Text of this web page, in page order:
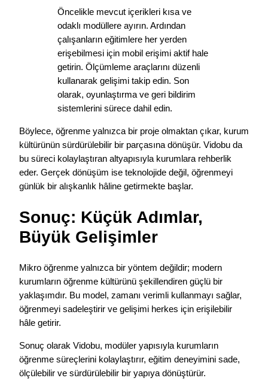
Öncelikle mevcut içerikleri kısa ve
odaklı modüllere ayırın. Ardından
çalışanların eğitimlere her yerden
erişebilmesi için mobil erişimi aktif hale
getirin. Ölçümleme araçlarını düzenli
kullanarak gelişimi takip edin. Son
olarak, oyunlaştırma ve geri bildirim
sistemlerini sürece dahil edin.
Böylece, öğrenme yalnızca bir proje olmaktan çıkar, kurum
kültürünün sürdürülebilir bir parçasına dönüşür. Vidobu da
bu süreci kolaylaştıran altyapısıyla kurumlara rehberlik
eder. Gerçek dönüşüm ise teknolojide değil, öğrenmeyi
günlük bir alışkanlık hâline getirmekte başlar.
Sonuç: Küçük Adımlar,
Büyük Gelişimler
Mikro öğrenme yalnızca bir yöntem değildir; modern
kurumların öğrenme kültürünü şekillendiren güçlü bir
yaklaşımdır. Bu model, zamanı verimli kullanmayı sağlar,
öğrenmeyi sadeleştirir ve gelişimi herkes için erişilebilir
hâle getirir.
Sonuç olarak Vidobu, modüler yapısıyla kurumların
öğrenme süreçlerini kolaylaştırır, eğitim deneyimini sade,
ölçülebilir ve sürdürülebilir bir yapıya dönüştürür.